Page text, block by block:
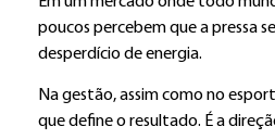
poucos percebem que a pressa
desperdício de energia.
Na gestão, assim como no
que define o resultado. É a